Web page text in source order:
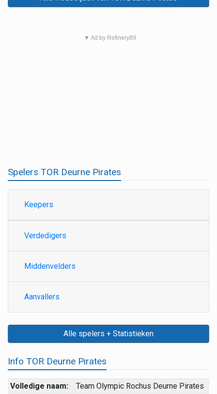
▼ Ad by Refinery89
Spelers TOR Deurne Pirates
Keepers
Verdedigers
Middenvelders
Aanvallers
Alle spelers + Statistieken
Info TOR Deurne Pirates
Volledige naam: Team Olympic Rochus Deurne Pirates